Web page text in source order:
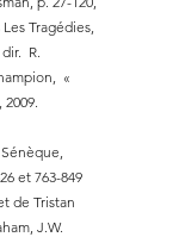
Tragédies,
R.
«
et 763-849
de Tristan
J.W.